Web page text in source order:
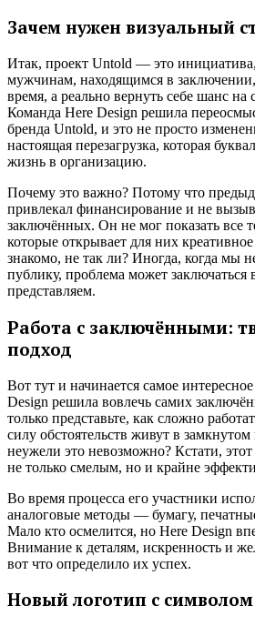
Зачем нужен визуальный
Итак, проект Untold — это
мужчинам, находящимся в заключении,
время, а реально вернуть себе шанс на
Команда Here Design решила
бренда Untold, и это не просто
настоящая перезагрузка, которая
жизнь в организацию.
Почему это важно? Потому что
привлекал финансирование и не
заключённых. Он не мог показать все
которые открывает для них
знакомо, не так ли? Иногда, когда мы
публику, проблема может заключаться
представляем.
Работа с заключёнными:
подход
Вот тут и начинается самое
Design решила вовлечь самих
только представьте, как сложно
силу обстоятельств живут в
неужели это невозможно? Кстати, этот
не только смелым, но и крайне
Во время процесса его участники
аналоговые методы — бумагу,
Мало кто осмелится, но Here Design
Внимание к деталям, искренность и
вот что определило их успех.
Новый логотип с символом